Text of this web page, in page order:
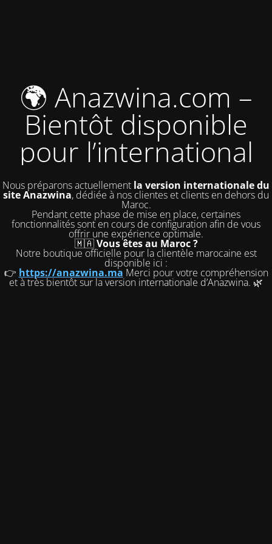
🌍 Anazwina.com –
Bientôt disponible
pour l’international
Nous préparons actuellement la version internationale du
site Anazwina, dédiée à nos clientes et clients en dehors du
Maroc.
Pendant cette phase de mise en place, certaines
fonctionnalités sont en cours de configuration afin de vous
offrir une expérience optimale.
🇲🇦Vous êtes au Maroc ?
Notre boutique officielle pour la clientèle marocaine est
disponible ici :
👉 https://anazwina.ma Merci pour votre compréhension
et à très bientôt sur la version internationale d’Anazwina. 🌿